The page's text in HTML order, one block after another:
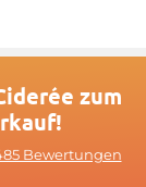
zum
Bewertungen